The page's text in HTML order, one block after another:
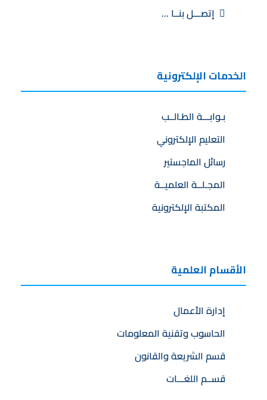
إتصـــل بنــا …
الخدمات الإلكترونية
بـوابـــة الطـالــب
التعليم الإلكتروني
رسائل الماجستير
المجـلــة العلميــة
المكتبة الإلكترونية
الأقسام العلمية
إدارة الأعمال
الحاسوب وتقنية المعلومات
قسم الشريعة والقانون
قســم اللغـــات